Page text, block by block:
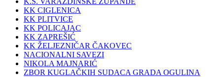
KK CIGLENICA
KK PLITVICE
KK POLICAJAC
KK ZAPREŠIĆ
KK ŽELJEZNIČAR ČAKOVEC
NACIONALNI SAVEZI
NIKOLA MAJNARIĆ
ZBOR KUGLAČKIH SUDACA GRADA OGULINA